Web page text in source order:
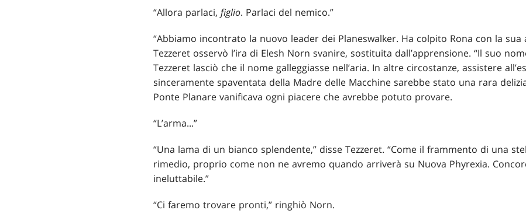
“Allora parlaci, figlio. Parlaci del nemico.”
“Abbiamo incontrato la nuovo leader dei Planeswalker. Ha colpito Rona con la sua
Tezzeret osservò l’ira di Elesh Norn svanire, sostituita dall’apprensione. “Il suo
Tezzeret lasciò che il nome galleggiasse nell’aria. In altre circostanze, assistere
sinceramente spaventata della Madre delle Macchine sarebbe stato una rara
Ponte Planare vanificava ogni piacere che avrebbe potuto provare.
“L’arma...”
“Una lama di un bianco splendente,” disse Tezzeret. “Come il frammento di una
rimedio, proprio come non ne avremo quando arriverà su Nuova Phyrexia.
ineluttabile.”
“Ci faremo trovare pronti,” ringhiò Norn.